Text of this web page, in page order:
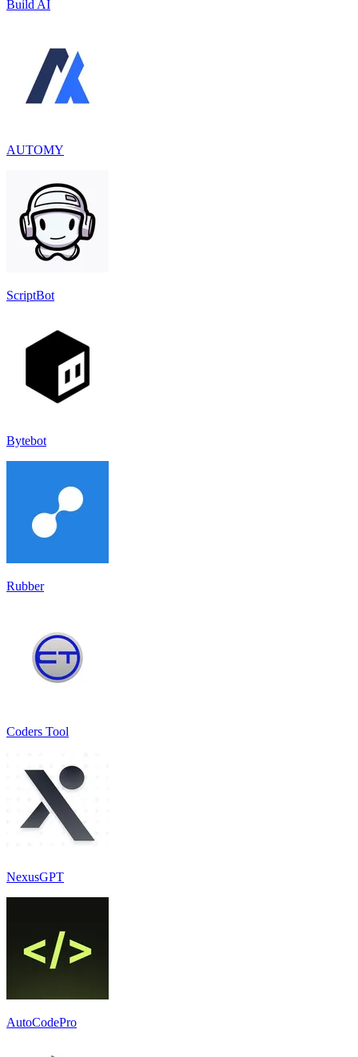
Build AI
AUTOMY
ScriptBot
Bytebot
Rubber
Coders Tool
NexusGPT
AutoCodePro